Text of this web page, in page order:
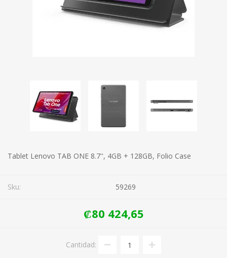
Tablet Lenovo TAB ONE 8.7'', 4GB + 128GB, Folio Case
Sku: 59269
₡80 424,65
Cantidad: